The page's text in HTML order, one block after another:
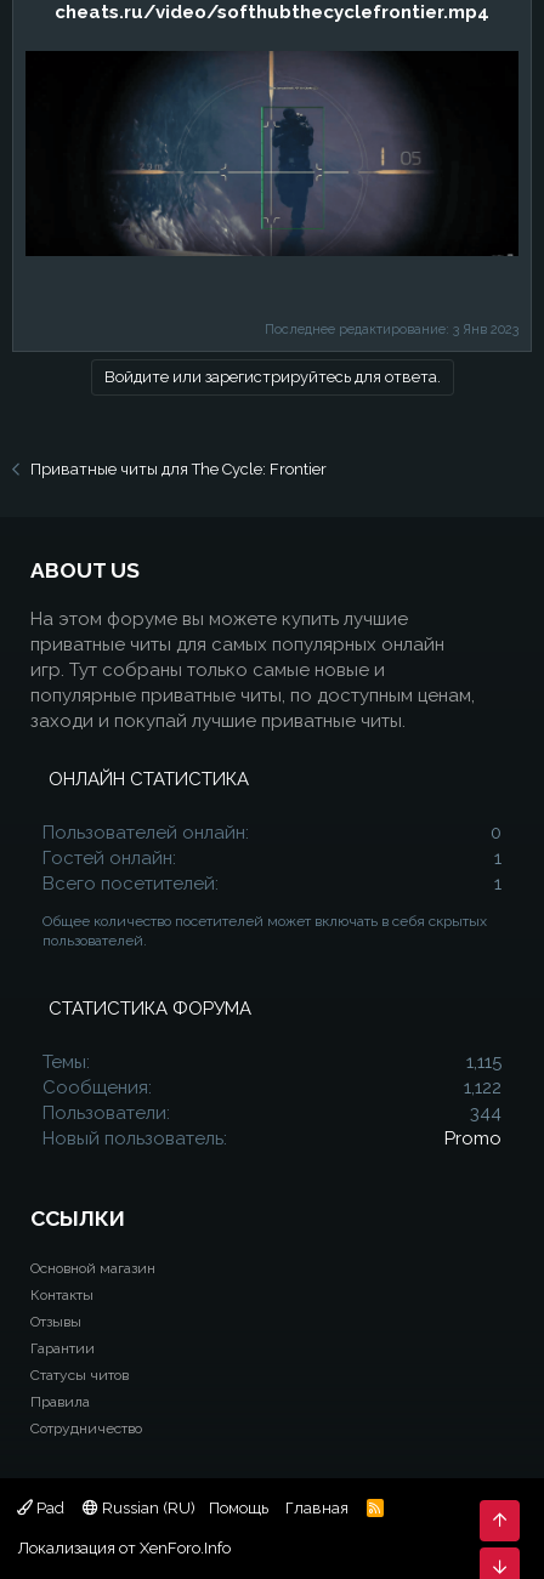
cheats.ru/video/softhubthecyclefrontier.mp4
Последнее редактирование: 3 Янв 2023
Войдите или зарегистрируйтесь для ответа.
Приватные читы для The Cycle: Frontier
ABOUT US
На этом форуме вы можете купить лучшие
приватные читы для самых популярных онлайн
игр. Тут собраны только самые новые и
популярные приватные читы, по доступным ценам,
заходи и покупай лучшие приватные читы.
ОНЛАЙН СТАТИСТИКА
Пользователей онлайн
0
Гостей онлайн
1
Всего посетителей
1
Общее количество посетителей может включать в себя скрытых
пользователей.
СТАТИСТИКА ФОРУМА
Темы
1,115
Сообщения
1,122
Пользователи
344
Новый пользователь
Promo
ССЫЛКИ
Основной магазин
Контакты
Отзывы
Гарантии
Статусы читов
Правила
Сотрудничество
Pad Russian (RU) Помощь Главная
R
Локализация от XenForo.Info